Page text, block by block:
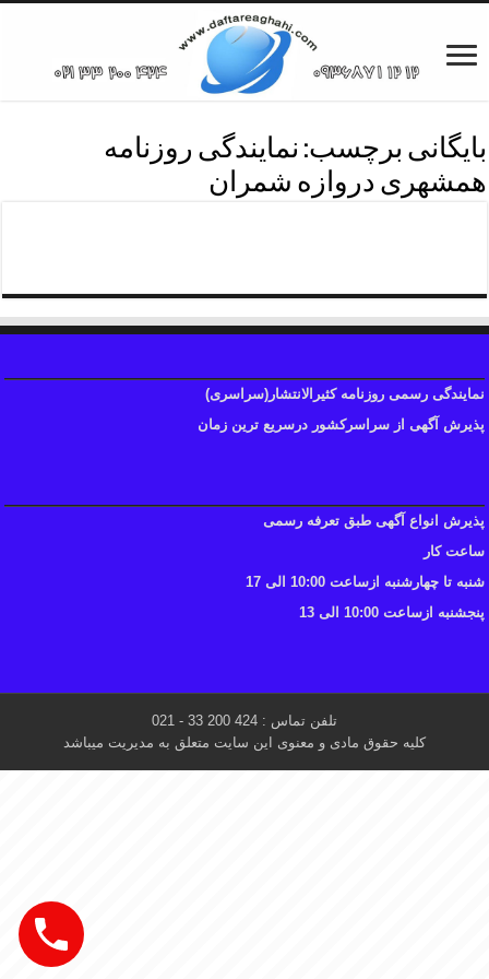
بایگانی برچسب: نمایندگی روزنامه
همشهری دروازه شمران
نمایندگی رسمی روزنامه کثیرالانتشار(سراسری)
پذیرش آگهی از سراسرکشور درسریع ترین زمان
پذیرش انواع آگهی طبق تعرفه رسمی
ساعت کار
شنبه تا چهارشنبه ازساعت 10:00 الی 17
پنجشنبه ازساعت 10:00 الی 13
تلفن تماس : 424 200 33 - 021
کلیه حقوق مادی و معنوی این سایت متعلق به مدیریت میباشد